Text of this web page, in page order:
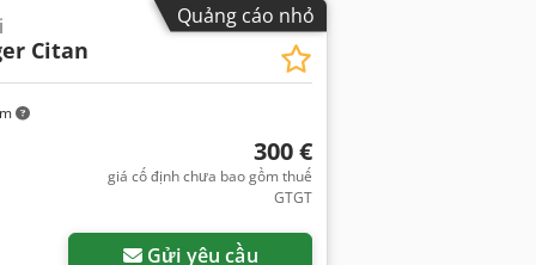
Quảng cáo nhỏ
Citan
300 €
giá cố định chưa bao gồm thuế
GTGT
Gửi yêu cầu